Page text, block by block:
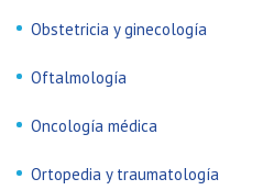
Obstetricia y ginecología
Oftalmología
Oncología médica
Ortopedia y traumatología